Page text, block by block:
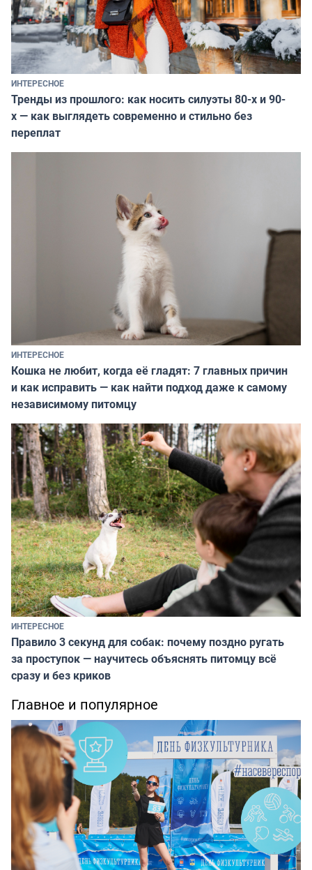
ИНТЕРЕСНОЕ
Тренды из прошлого: как носить силуэты 80-х и 90-
х — как выглядеть современно и стильно без
переплат
ИНТЕРЕСНОЕ
Кошка не любит, когда её гладят: 7 главных причин
и как исправить — как найти подход даже к самому
независимому питомцу
ИНТЕРЕСНОЕ
Правило 3 секунд для собак: почему поздно ругать
за проступок — научитесь объяснять питомцу всё
сразу и без криков
Главное и популярное